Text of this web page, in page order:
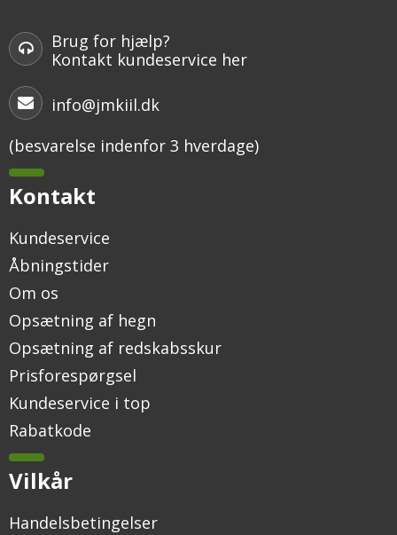
Brug for hjælp?
Kontakt kundeservice her
info@jmkiil.dk
(besvarelse indenfor 3 hverdage)
Kontakt
Kundeservice
Åbningstider
Om os
Opsætning af hegn
Opsætning af redskabsskur
Prisforespørgsel
Kundeservice i top
Rabatkode
Vilkår
Handelsbetingelser